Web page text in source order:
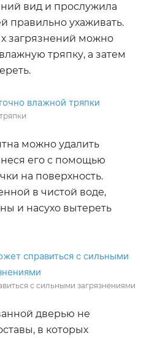
вид и прослужила
правильно ухаживать.
загрязнений можно
тряпку, а затем
можно удалить
его с помощью
на поверхность.
в чистой воде,
и насухо вытереть
с сильными загрязнениями
дверью не
в которых